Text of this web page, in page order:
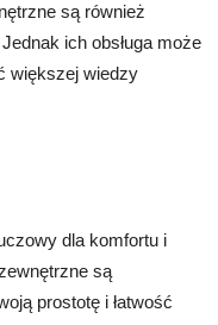
są również
ich obsługa może
większej wiedzy
dla komfortu i
są
prostotę i łatwość